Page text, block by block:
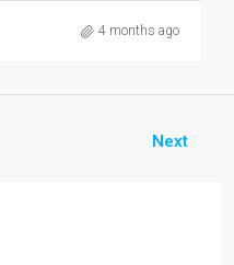
4 months ago
Next